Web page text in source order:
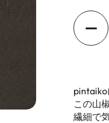
Quantity
pintaiko
この山
繊細で